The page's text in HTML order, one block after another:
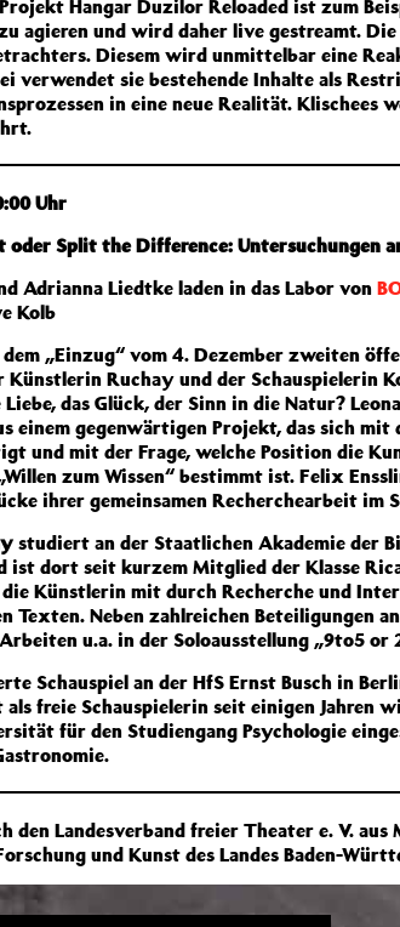
Hangar Duzilor Reloaded ist zum
agieren und wird daher live gestreamt.
Diesem wird unmittelbar eine
verwendet sie bestehende Inhalte als
in eine neue Realität. Klischees
Uhr
Split the Difference: Untersuchungen
Adrianna Liedtke laden in das Labor von
Kolb
dem „Einzug“ vom 4. Dezember zweiten
Ruchay und der Schauspielerin
das Glück, der Sinn in die Natur?
einem gegenwärtigen Projekt, das sich
und mit der Frage, welche Position die
zum Wissen“ bestimmt ist. Felix
ihrer gemeinsamen Recherchearbeit im
studiert an der Staatlichen Akademie der
ist dort seit kurzem Mitglied der Klasse
Künstlerin mit durch Recherche und
Texten. Neben zahlreichen Beteiligungen
u.a. in der Soloausstellung „9to5 or
Schauspiel an der HfS Ernst Busch in
freie Schauspielerin seit einigen Jahren
für den Studiengang Psychologie
den Landesverband freier Theater e. V.
und Kunst des Landes Baden-